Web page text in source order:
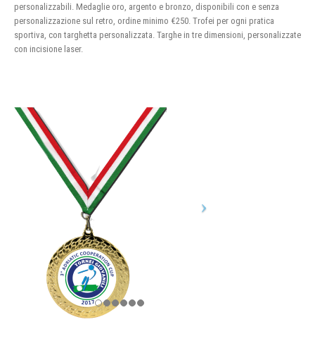
personalizzabili. Medaglie oro, argento e bronzo, disponibili con e senza
personalizzazione sul retro, ordine minimo €250. Trofei per ogni pratica
sportiva, con targhetta personalizzata. Targhe in tre dimensioni, personalizzate
con incisione laser.